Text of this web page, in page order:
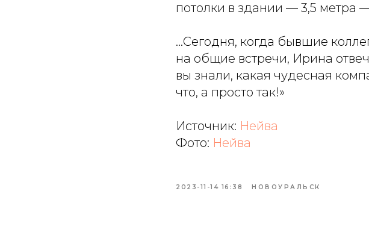
потолки в здании — 3,5 метра
...Сегодня, когда бывшие
на общие встречи, Ирина
вы знали, какая чудесная
что, а просто так!»
Источник: Нейва
Фото: Нейва
2023-11-14 16:38 НОВОУРАЛЬСК